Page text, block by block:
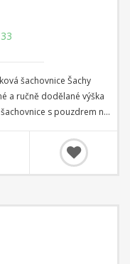
šachovnice Šachy
a ručně dodělané výška
s pouzdrem na